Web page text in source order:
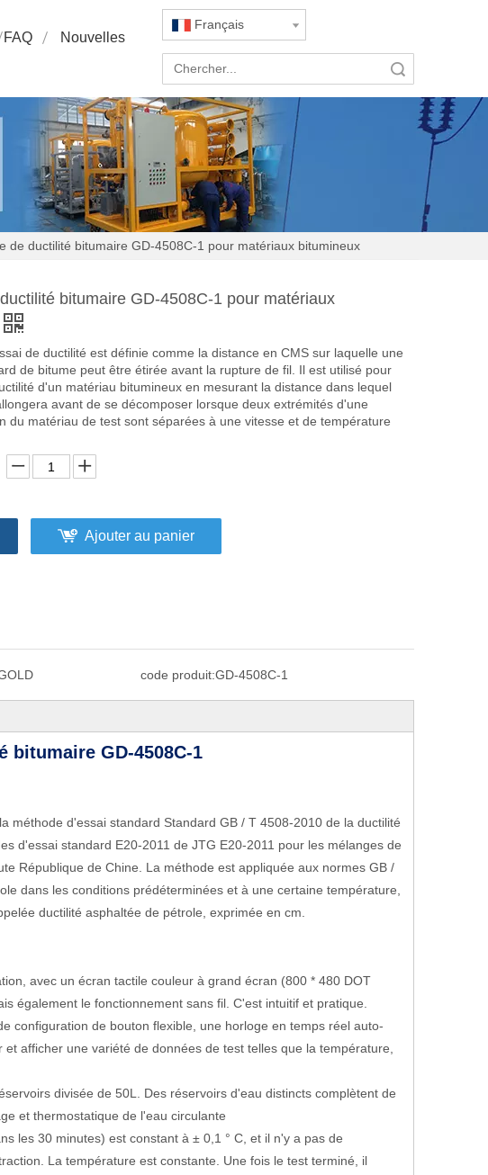
FAQ Nouvelles
Français
de ductilité bitumaire GD-4508C-1 pour matériaux bitumineux
bitumaire GD-4508C-1 pour matériaux
de ductilité est définie comme la distance en CMS sur laquelle une
de bitume peut être étirée avant la rupture de fil. Il est utilisé pour
d'un matériau bitumineux en mesurant la distance dans lequel
avant de se décomposer lorsque deux extrémités d'une
du matériau de test sont séparées à une vitesse et de température
Ajouter au panier
code produit:GD-4508C-1
bitumaire GD-4508C-1
méthode d'essai standard Standard GB / T 4508-2010 de la ductilité
d'essai standard E20-2011 de JTG E20-2011 pour les mélanges de
République de Chine. La méthode est appliquée aux normes GB /
dans les conditions prédéterminées et à une certaine température,
ductilité asphaltée de pétrole, exprimée en cm.
avec un écran tactile couleur à grand écran (800 * 480 DOT
également le fonctionnement sans fil. C'est intuitif et pratique.
configuration de bouton flexible, une horloge en temps réel auto-
afficher une variété de données de test telles que la température,
divisée de 50L. Des réservoirs d'eau distincts complètent de
et thermostatique de l'eau circulante
les 30 minutes) est constant à ± 0,1 ° C, et il n'y a pas de
La température est constante. Une fois le test terminé, il